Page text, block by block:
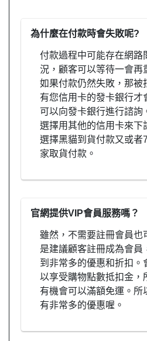
為什麼在付款時會失敗呢?
付款過程中可能存在網路
況，顧客可以等待一會再
如果付款仍然失敗，那被
有您信用卡的發卡銀行才
可以向發卡銀行進行諮詢
選擇用其他的信用卡來下
選擇黑貓到貨付款又或者
家取貨付款。
官網提供VIP會員服務嗎？
雖然，不需要註冊會員也
是建議顧客註冊成為會員
到非常多的優惠和折扣。
以享受購物點數抵扣金，
有機會可以滿額免運。所
有非常多的優惠喔。